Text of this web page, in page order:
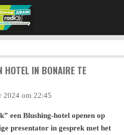
HOTEL IN BONAIRE TE
2024 om 22:45
een Blushing-hotel openen op
presentator in gesprek met het